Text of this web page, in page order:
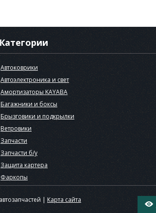
Категории
Автоковрики
Автоэлектроника и свет
Амортизаторы KAYABA
Багажники и боксы
Брызговики и подкрылки
Ветровики
Запчасти
Запчасти б/у
Защита картера
Фаркопы
| Карта сайта